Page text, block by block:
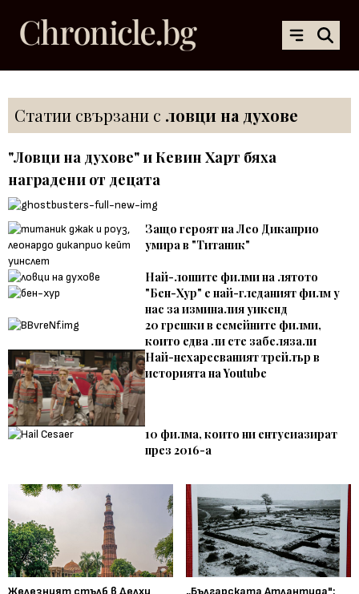
Статии свързани с ловци на духове
"Ловци на духове" и Кевин Харт бяха
наградени от децата
Защо героят на Лео Дикаприо
умира в "Титаник"
Най-лошите филми на лятото
"Бен-Хур" е най-гледаният филм у
нас за изминалия уикенд
20 грешки в семейните филми,
които едва ли сте забелязали
Най-нехаресваният трейлър в
историята на Youtube
10 филма, които ни ентусиазират
през 2016-а